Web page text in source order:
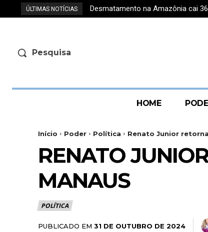
ÚLTIMAS NOTÍCIAS Desmatamento na Amazônia cai
Pesquisa
HOME
Início Poder Política Renato Junior
RENATO
MANAUS
POLÍTICA
PUBLICADO EM 31 DE OUTUBRO DE 2024